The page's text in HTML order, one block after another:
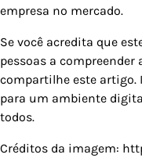
empresa no mercado.
Se você acredita que
pessoas a
compartilhe este artigo.
para um ambiente
todos.
Créditos da imagem: